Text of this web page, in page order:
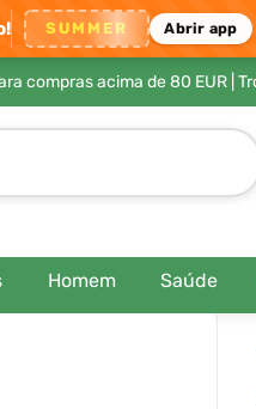
SUMMER Abrir app
compras acima de 80 EUR|
Homem Saúde